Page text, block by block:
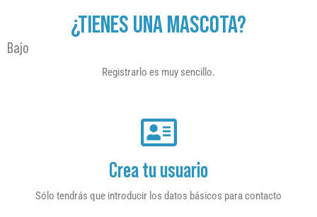
¿TIENES UNA MASCOTA?
Bajo
Registrarlo es muy sencillo.
Crea tu usuario
Sólo tendrás que introducir los datos básicos para contacto